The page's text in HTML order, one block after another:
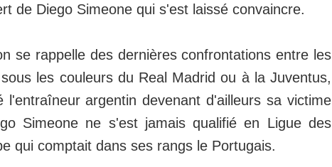
de Diego Simeone qui s'est laissé convaincre.
se rappelle des dernières confrontations entre les
les couleurs du Real Madrid ou à la Juventus,
argentin devenant d'ailleurs sa victime
Simeone ne s'est jamais qualifié en Ligue des
qui comptait dans ses rangs le Portugais.